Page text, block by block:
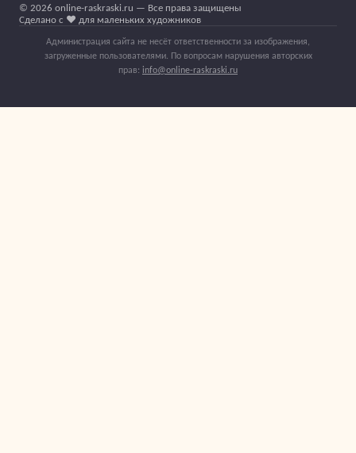
© 2026 online-raskraski.ru — Все права защищены
Сделано с ❤️ для маленьких художников
Администрация сайта не несёт ответственности за изображения,
загруженные пользователями. По вопросам нарушения авторских
прав: info@online-raskraski.ru